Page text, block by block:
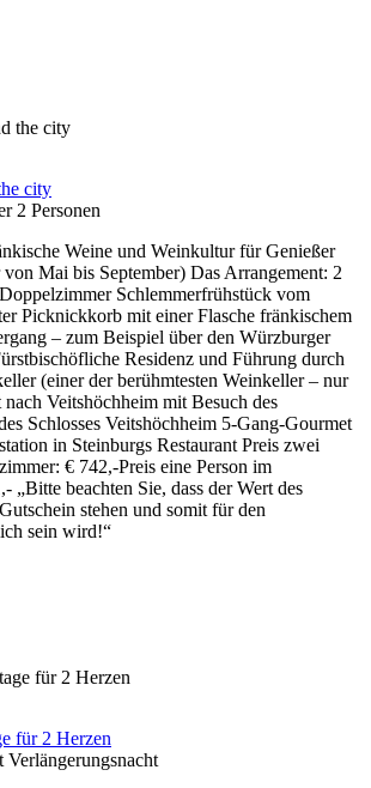
city
2 Personen
Weine und Weinkultur für Genießer
Mai bis September) Das Arrangement: 2
Schlemmerfrühstück vom
Picknickkorb mit einer Flasche fränkischem
– zum Beispiel über den Würzburger
Residenz und Führung durch
(einer der berühmtesten Weinkeller – nur
Veitshöchheim mit Besuch des
Schlosses Veitshöchheim 5-Gang-Gourmet
in Steinburgs Restaurant Preis zwei
€ 742,-Preis eine Person im
„Bitte beachten Sie, dass der Wert des
stehen und somit für den
sein wird!“
für 2 Herzen
Verlängerungsnacht